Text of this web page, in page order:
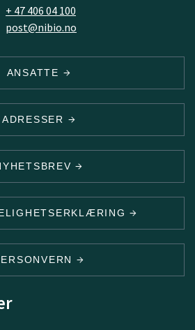
+ 47 406 04 100
post@nibio.no
ANSATTE
ADRESSER